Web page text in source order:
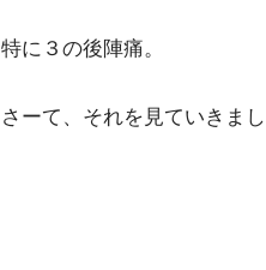
特に３の後陣痛。
さーて、それを見ていきまし